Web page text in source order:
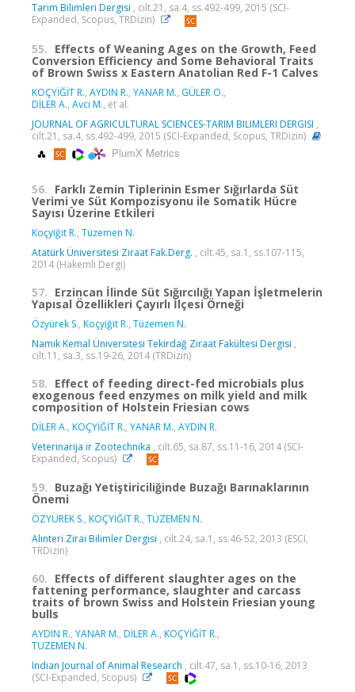
Tarim Bilimleri Dergisi , cilt.21, sa.4, ss.492-499, 2015 (SCI-
Expanded, Scopus, TRDizin)
55. Effects of Weaning Ages on the Growth, Feed
Conversion Efficiency and Some Behavioral Traits
of Brown Swiss x Eastern Anatolian Red F-1 Calves
KOÇYİĞİT R., AYDIN R., YANAR M., GÜLER O.,
DİLER A., Avci M., et al.
JOURNAL OF AGRICULTURAL SCIENCES-TARIM BILIMLERI DERGISI ,
cilt.21, sa.4, ss.492-499, 2015 (SCI-Expanded, Scopus, TRDizin)
PlumX Metrics
56. Farklı Zemin Tiplerinin Esmer Sığırlarda Süt
Verimi ve Süt Kompozisyonu ile Somatik Hücre
Sayısı Üzerine Etkileri
Koçyiğit R., Tüzemen N.
Atatürk Üniversitesi Ziraat Fak.Derg. , cilt.45, sa.1, ss.107-115,
2014 (Hakemli Dergi)
57. Erzincan İlinde Süt Sığırcılığı Yapan İşletmelerin
Yapısal Özellikleri Çayırlı İlçesi Örneği
Özyürek S., Koçyiğit R., Tüzemen N.
Namık Kemal Üniversitesi Tekirdağ Ziraat Fakültesi Dergisi ,
cilt.11, sa.3, ss.19-26, 2014 (TRDizin)
58. Effect of feeding direct-fed microbials plus
exogenous feed enzymes on milk yield and milk
composition of Holstein Friesian cows
DİLER A., KOÇYİĞİT R., YANAR M., AYDIN R.
Veterinarija ir Zootechnika , cilt.65, sa.87, ss.11-16, 2014 (SCI-
Expanded, Scopus)
59. Buzağı Yetiştiriciliğinde Buzağı Barınaklarının
Önemi
ÖZYÜREK S., KOÇYİĞİT R., TÜZEMEN N.
Alınteri Zirai Bilimler Dergisi , cilt.24, sa.1, ss.46-52, 2013 (ESCI,
TRDizin)
60. Effects of different slaughter ages on the
fattening performance, slaughter and carcass
traits of brown Swiss and Holstein Friesian young
bulls
AYDIN R., YANAR M., DİLER A., KOÇYİĞİT R.,
TUZEMEN N.
Indian Journal of Animal Research , cilt.47, sa.1, ss.10-16, 2013
(SCI-Expanded, Scopus)